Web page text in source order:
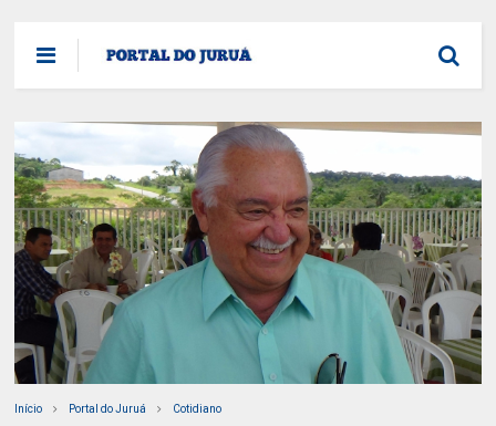
Início Portal do Juruá Cotidiano